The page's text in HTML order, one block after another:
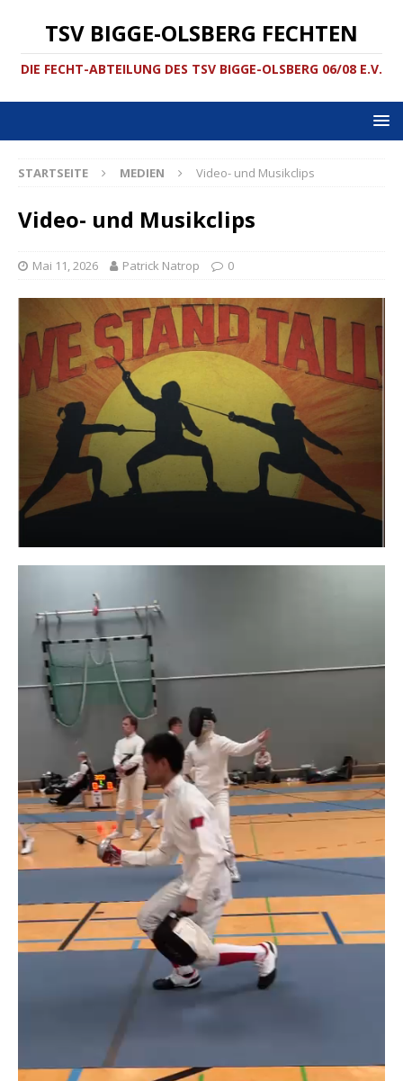
TSV BIGGE-OLSBERG FECHTEN
DIE FECHT-ABTEILUNG DES TSV BIGGE-OLSBERG 06/08 E.V.
STARTSEITE MEDIEN Video- und Musikclips
Video- und Musikclips
Mai 11, 2026 Patrick Natrop 0